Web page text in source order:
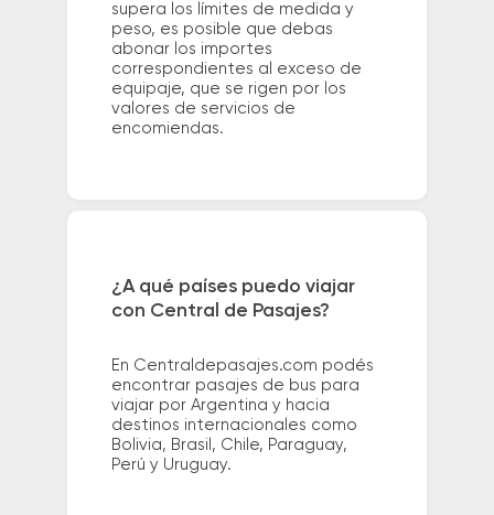
supera los límites de medida y
peso, es posible que debas
abonar los importes
correspondientes al exceso de
equipaje, que se rigen por los
valores de servicios de
encomiendas.
¿A qué países puedo viajar
con Central de Pasajes?
En Centraldepasajes.com podés
encontrar pasajes de bus para
viajar por Argentina y hacia
destinos internacionales como
Bolivia, Brasil, Chile, Paraguay,
Perú y Uruguay.